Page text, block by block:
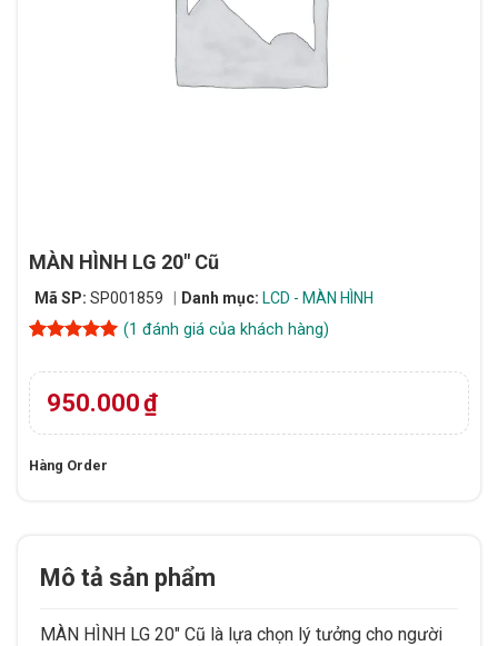
MÀN HÌNH LG 20″ Cũ
Mã SP: SP001859 Danh mục: LCD - MÀN HÌNH
dựa trên
đánh giá
(1 đánh giá của khách hàng)
950.000₫
Hàng Order
Mô tả sản phẩm
MÀN HÌNH LG 20″ Cũ là lựa chọn lý tưởng cho người